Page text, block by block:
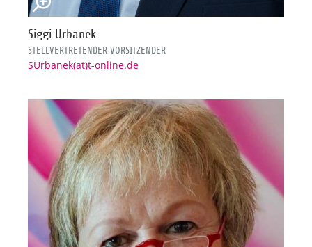
Siggi Urbanek
STELLVERTRETENDER VORSITZENDER
SUrbanek(at)t-online.de